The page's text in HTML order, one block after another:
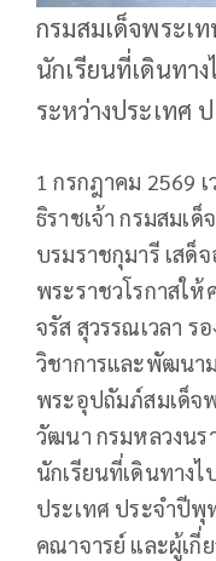
กรมสมเด็จพระเ
นักเรียนที่เดินทา
ระหว่างประเทศ
1 กรกฎาคม 2569
ธิราชเจ้า กรมสมเ
บรมราชกุมารี เสด็
พระราชวโรกาสใ
จรัส สุวรรณเวลา ร
วิชาการและพัฒนา
พระอุปถัมภ์สมเด็จ
วัฒนา กรมหลวงนร
นักเรียนที่เดินทาง
ประเทศ ประจำปีพุ
คณาจารย์ และผู้เกี่